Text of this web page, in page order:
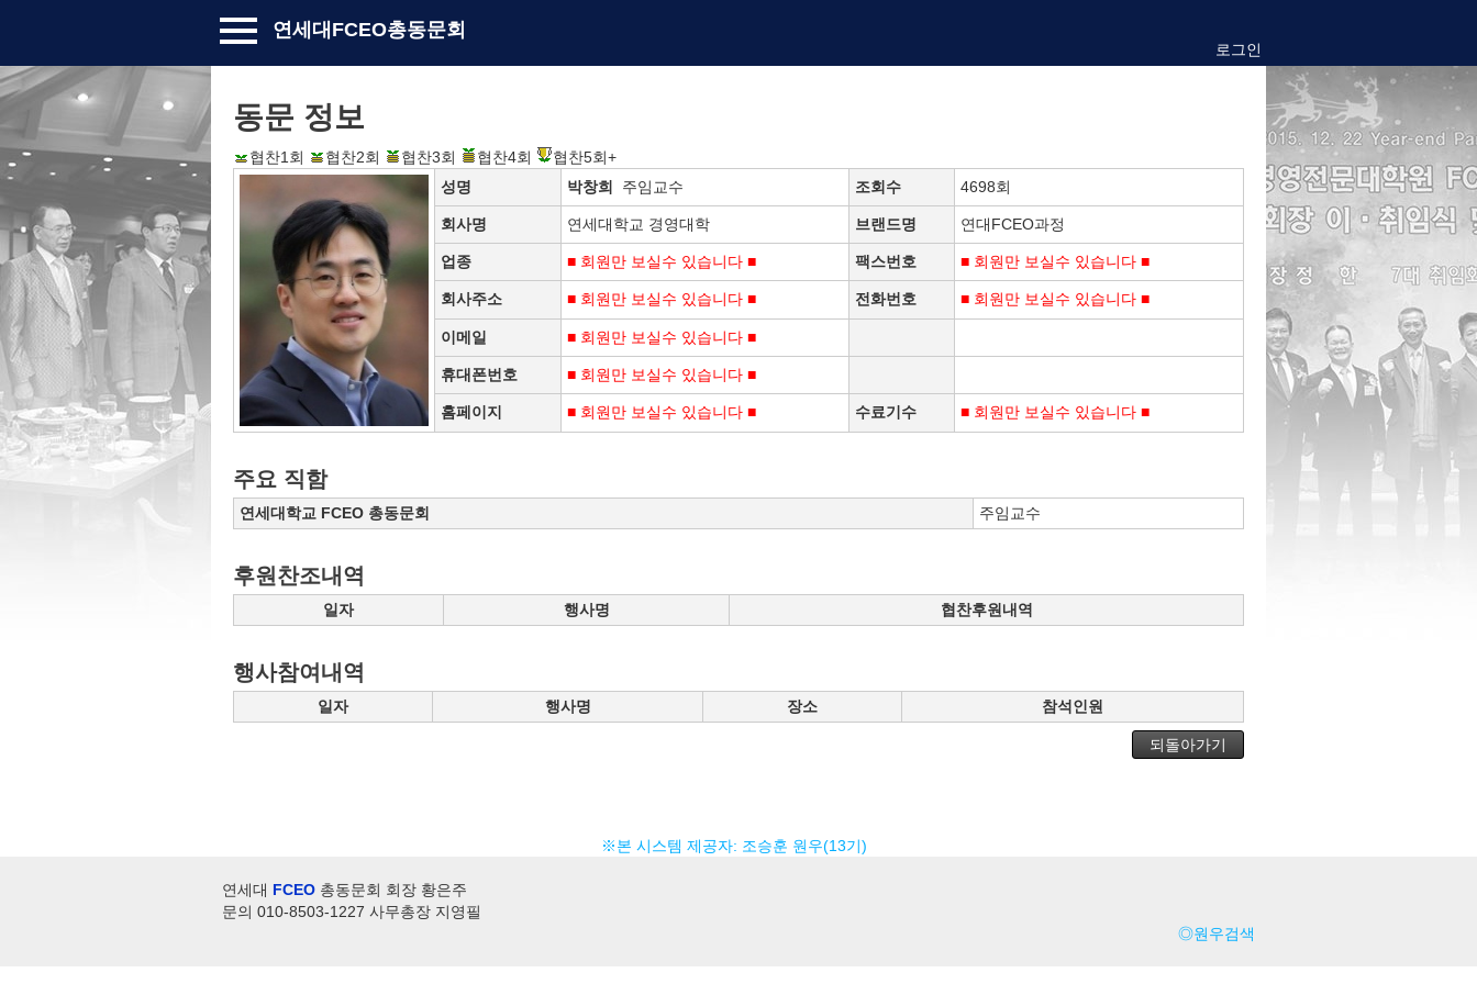
연세대FCEO총동문회
로그인
동문 정보
협찬1회 협찬2회 협찬3회 협찬4회
협찬5회+
성명
박창희 주임교수 조회수 4698회
회사명 연세대학교 경영대학 브랜드명 연대FCEO과정
업종 ■ 회원만 보실수 있습니다 ■ 팩스번호 ■ 회원만 보실수 있습니다 ■
회사주소 ■ 회원만 보실수 있습니다 ■ 전화번호 ■ 회원만 보실수 있습니다 ■
이메일 ■ 회원만 보실수 있습니다 ■
휴대폰번호 ■ 회원만 보실수 있습니다 ■
홈페이지 ■ 회원만 보실수 있습니다 ■ 수료기수 ■ 회원만 보실수 있습니다 ■
주요 직함
연세대학교 FCEO 총동문회 주임교수
후원찬조내역
일자 행사명 협찬후원내역
행사참여내역
일자 행사명 장소 참석인원
되돌아가기
※본 시스템 제공자: 조승훈 원우(13기)
연세대 FCEO 총동문회 회장 황은주
문의 010-8503-1227 사무총장 지영필
◎원우검색